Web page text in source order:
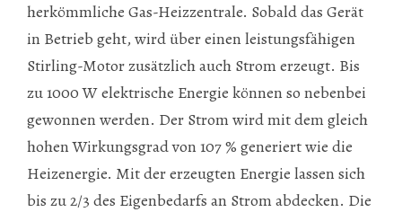
herkömmliche Gas-Heizzentrale. Sobald das Gerät
in Betrieb geht, wird über einen leistungsfähigen
Stirling-Motor zusätzlich auch Strom erzeugt. Bis
zu 1000 W elektrische Energie können so nebenbei
gewonnen werden. Der Strom wird mit dem gleich
hohen Wirkungsgrad von 107 % generiert wie die
Heizenergie. Mit der erzeugten Energie lassen sich
bis zu 2/3 des Eigenbedarfs an Strom abdecken. Die